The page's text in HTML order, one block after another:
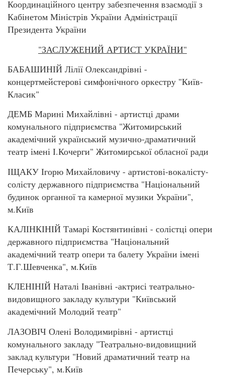
Координаційного центру забезпечення взаємодії з
Кабінетом Міністрів України Адміністрації
Президента України
"ЗАСЛУЖЕНИЙ АРТИСТ УКРАЇНИ"
БАБАШИНІЙ Лілії Олександрівні -
концертмейстерові симфонічного оркестру "Київ-
Класик"
ДЕМБ Марині Михайлівні - артистці драми
комунального підприємства "Житомирський
академічний український музично-драматичний
театр імені І.Кочерги" Житомирської обласної ради
ІЩАКУ Ігорю Михайловичу - артистові-вокалісту-
солісту державного підприємства "Національний
будинок органної та камерної музики України",
м.Київ
КАЛІНКІНІЙ Тамарі Костянтинівні - солістці опери
державного підприємства "Національний
академічний театр опери та балету України імені
Т.Г.Шевченка", м.Київ
КЛЕНІНІЙ Наталі Іванівні -актрисі театрально-
видовищного закладу культури "Київський
академічний Молодий театр"
ЛАЗОВІЧ Олені Володимирівні - артистці
комунального закладу "Театрально-видовищний
заклад культури "Новий драматичний театр на
Печерську", м.Київ